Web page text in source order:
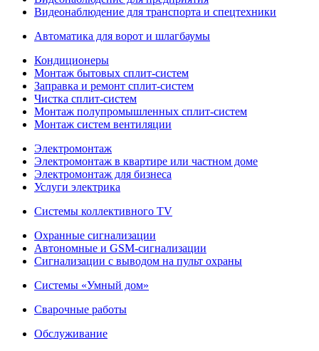
Видеонаблюдение для транспорта и спецтехники
Автоматика для ворот и шлагбаумы
Кондиционеры
Монтаж бытовых сплит-систем
Заправка и ремонт сплит-систем
Чистка сплит-систем
Монтаж полупромышленных сплит-систем
Монтаж систем вентиляции
Электромонтаж
Электромонтаж в квартире или частном доме
Электромонтаж для бизнеса
Услуги электрика
Системы коллективного TV
Охранные сигнализации
Автономные и GSM-сигнализации
Сигнализации с выводом на пульт охраны
Системы «Умный дом»
Сварочные работы
Обслуживание